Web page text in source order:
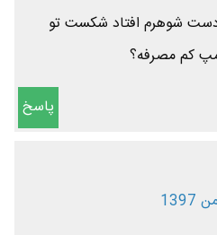
دست شوهرم افتاد شکست تو
کم مصرفه؟
پاسخ